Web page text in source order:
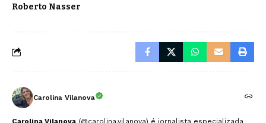
Roberto Nasser
Carolina Vilanova
Carolina Vilanova (@carolina.vilanova) é jornalista especializada